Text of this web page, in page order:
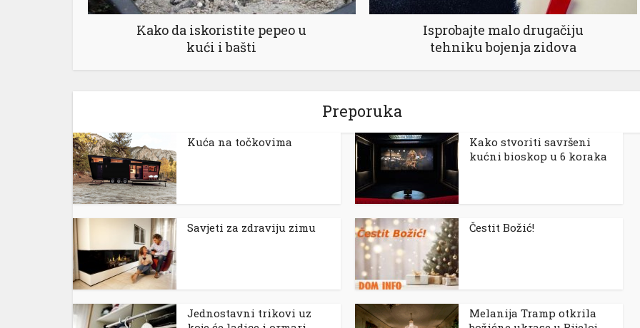
Kako da iskoristite pepeo u
kući i bašti
Isprobajte malo drugačiju
tehniku bojenja zidova
Preporuka
Kuća na točkovima
Kako stvoriti savršeni
kućni bioskop u 6 koraka
Savjeti za zdraviju zimu Čestit Božić!
Jednostavni trikovi uz
Melanija Tramp otkrila